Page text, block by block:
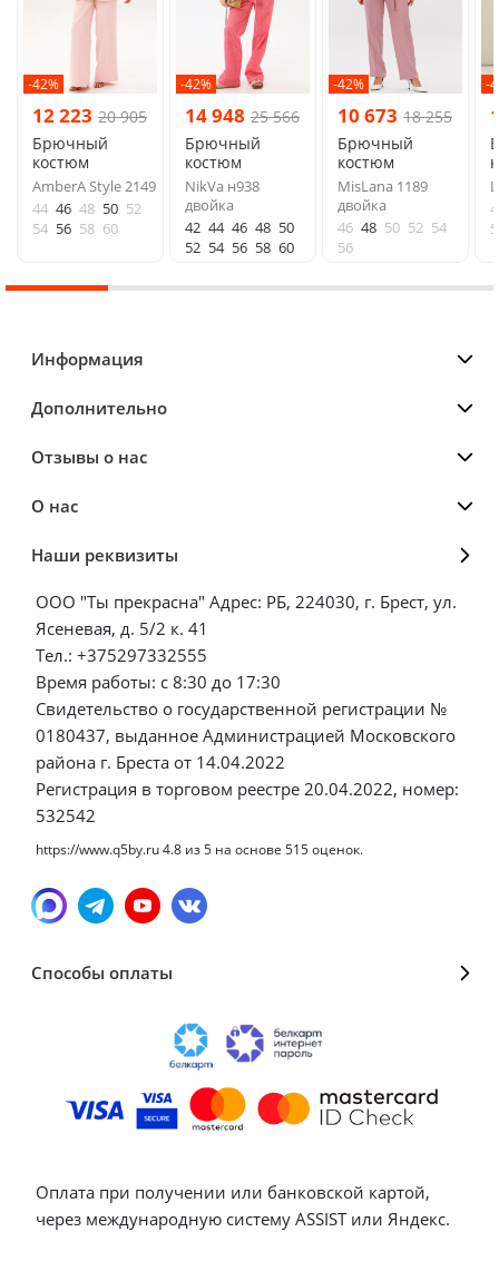
-42%
12 223 20 905
Брючный
костюм
AmberA Style 2149
44 46 48 50 52
54 56 58 60
-42%
14 948 25 566
Брючный
костюм
NikVa н938
двойка
42 44 46 48 50
52 54 56 58 60
-42%
10 673 18 255
Брючный
костюм
MisLana 1189
двойка
46 48 50 52 54
56
-
Информация
Дополнительно
Отзывы о нас
О нас
Наши реквизиты
ООО "Ты прекрасна" Адрес: РБ, 224030, г. Брест, ул.
Ясеневая, д. 5/2 к. 41
Тел.: +375297332555
Время работы: с 8:30 до 17:30
Свидетельство о государственной регистрации №
0180437, выданное Администрацией Московского
района г. Бреста от 14.04.2022
Регистрация в торговом реестре 20.04.2022, номер:
532542
https://www.q5by.ru4.8 из5 на основе 515оценок.
Способы оплаты
Оплата при получении или банковской картой,
через международную систему ASSIST или Яндекс.